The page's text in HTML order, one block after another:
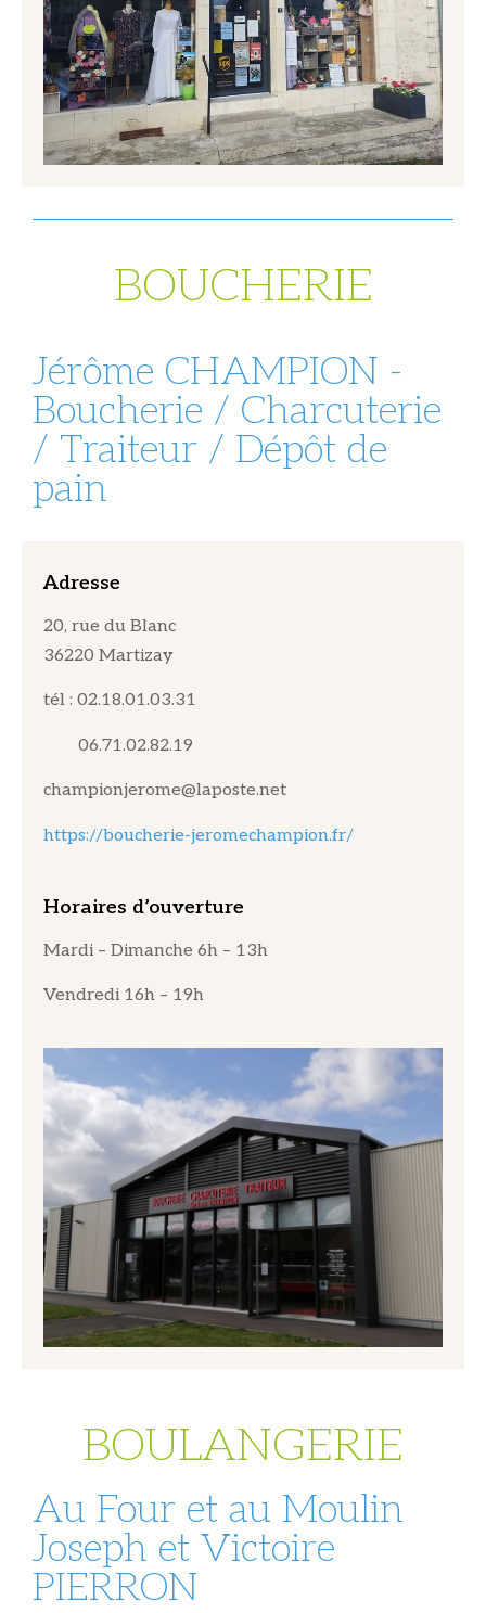
BOUCHERIE
Jérôme CHAMPION -
Boucherie / Charcuterie
/ Traiteur / Dépôt de
pain
Adresse
20, rue du Blanc
36220 Martizay
tél : 02.18.01.03.31
06.71.02.82.19
championjerome@laposte.net
https://boucherie-jeromechampion.fr/
Horaires d’ouverture
Mardi – Dimanche 6h – 13h
Vendredi 16h – 19h
BOULANGERIE
Au Four et au Moulin
Joseph et Victoire
PIERRON